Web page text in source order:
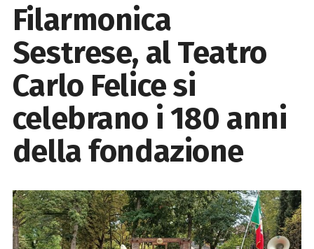
Filarmonica
Sestrese, al Teatro
Carlo Felice si
celebrano i 180 anni
della fondazione